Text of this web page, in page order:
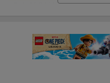
改めて9条以外の条文も読ん